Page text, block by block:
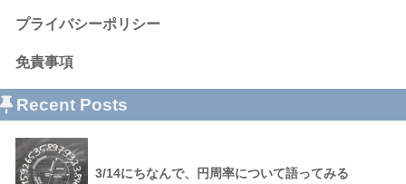
プライバシーポリシー
免責事項
Recent Posts
3/14にちなんで、円周率について語ってみる